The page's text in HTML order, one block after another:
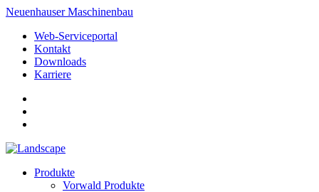
Neuenhauser Maschinenbau
Web-Serviceportal
Kontakt
Downloads
Karriere
Produkte
Vorwald Produkte